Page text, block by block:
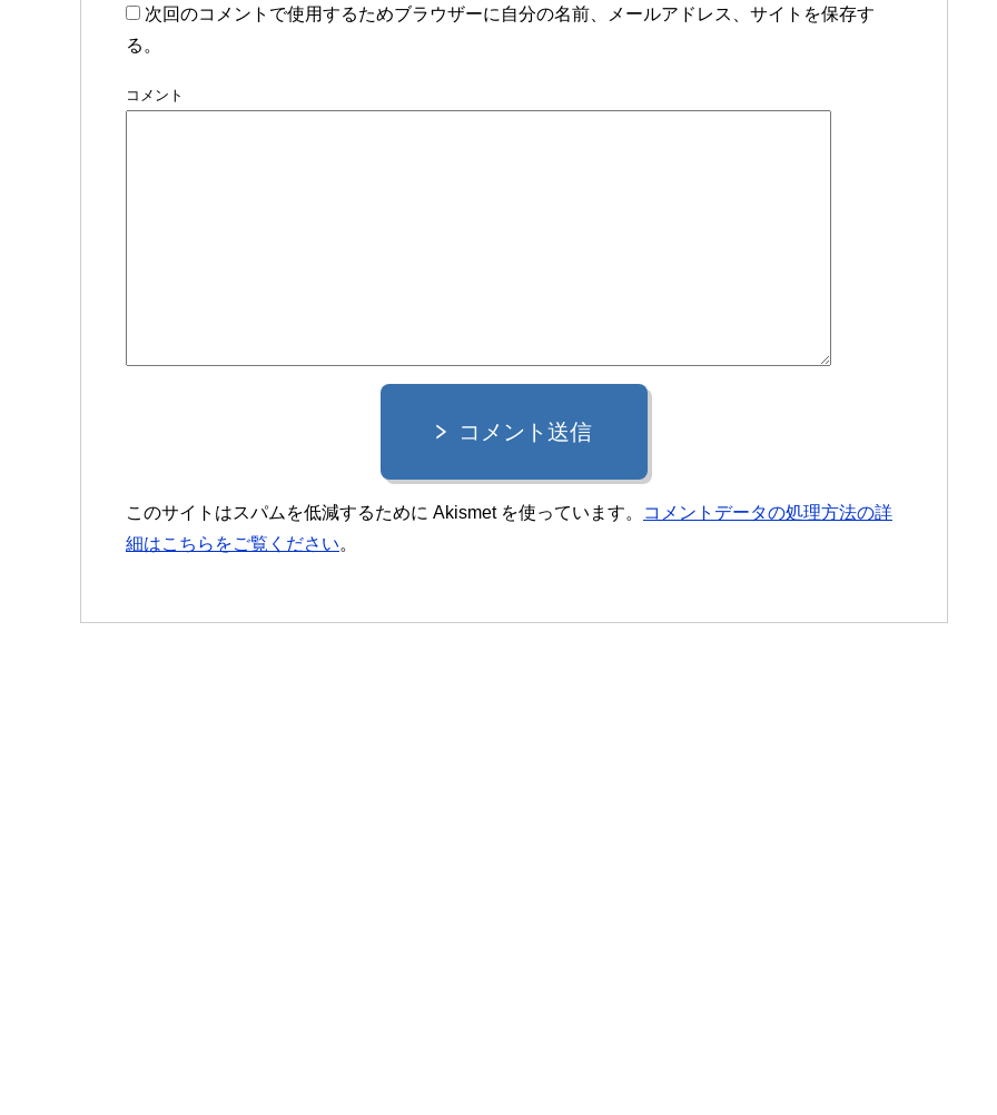
次回のコメントで使用するためブラウザーに自分の名前、メールアドレス、サイトを保存す
る。
コメント
コメント送信
このサイトはスパムを低減するために Akismet を使っています。
コメントデータの処理方法の詳
細はこちらをご覧ください。